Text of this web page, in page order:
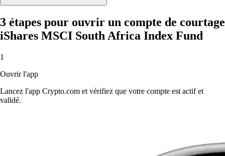
3 étapes pour ouvrir un compte de courtage
iShares MSCI South Africa Index Fund
1
Ouvrir l'app
Lancez l'app Crypto.com et vérifiez que votre compte est actif et
validé.